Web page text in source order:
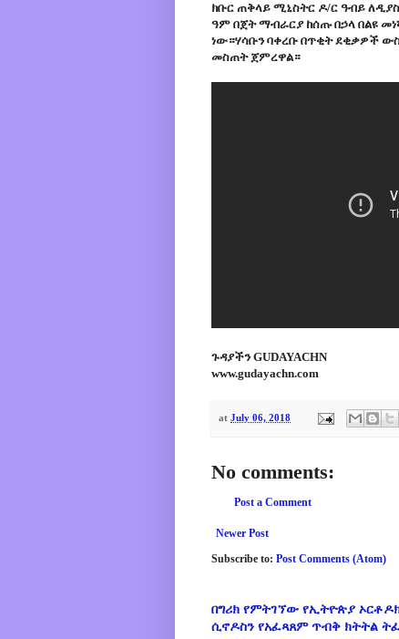
ክቡር ጠቅላይ ሚኒስትር ዶ/ር ዓብይ
ዓም በጀት ማብራርያ ከሰጡ በኃላ በልዩ
ነው።ሃሳቡን ባቀረቡ በጥቂት ደቂቃዎች
መስጠት ጀምረዋል።
ጉዳያችን GUDAYACHN
www.gudayachn.com
at July 06, 2018
No comments:
Post a Comment
Newer Post
Subscribe to: Post Comments (Atom)
በግሪክ የምትገኘው የኢትዮጵያ
ሲኖዶስን የአፈጻጸም ጥብቅ ክትትል